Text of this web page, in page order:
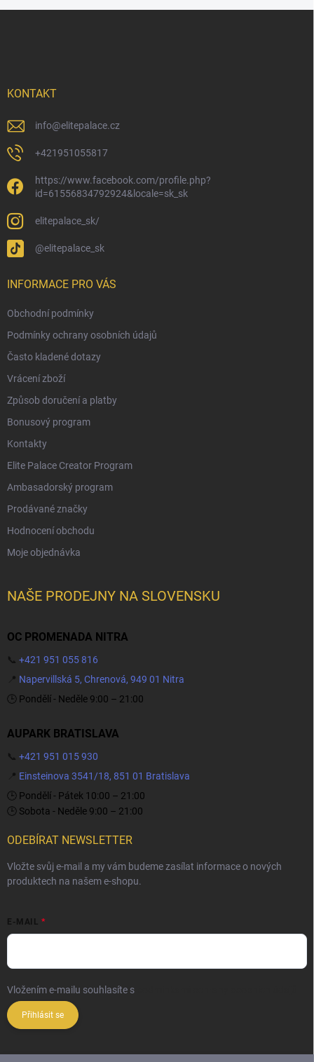
KONTAKT
info@elitepalace.cz
+421951055817
https://www.facebook.com/profile.php?
id=61556834792924&locale=sk_sk
elitepalace_sk/
@elitepalace_sk
INFORMACE PRO VÁS
Obchodní podmínky
Podmínky ochrany osobních údajů
Často kladené dotazy
Vrácení zboží
Způsob doručení a platby
Bonusový program
Kontakty
Elite Palace Creator Program
Ambasadorský program
Prodávané značky
Hodnocení obchodu
Moje objednávka
NAŠE PRODEJNY NA SLOVENSKU
OC PROMENADA NITRA
📞 +421 951 055 816
📍 Napervillská 5, Chrenová, 949 01 Nitra
🕒 Pondělí - Neděle 9:00 – 21:00
AUPARK BRATISLAVA
📞 +421 951 015 930
📍 Einsteinova 3541/18, 851 01 Bratislava
🕒 Pondělí - Pátek 10:00 – 21:00
🕒 Sobota - Neděle 9:00 – 21:00
ODEBÍRAT NEWSLETTER
Vložte svůj e-mail a my vám budeme zasílat informace o nových
produktech na našem e-shopu.
E-MAIL
Vložením e-mailu souhlasíte s
Přihlásit se